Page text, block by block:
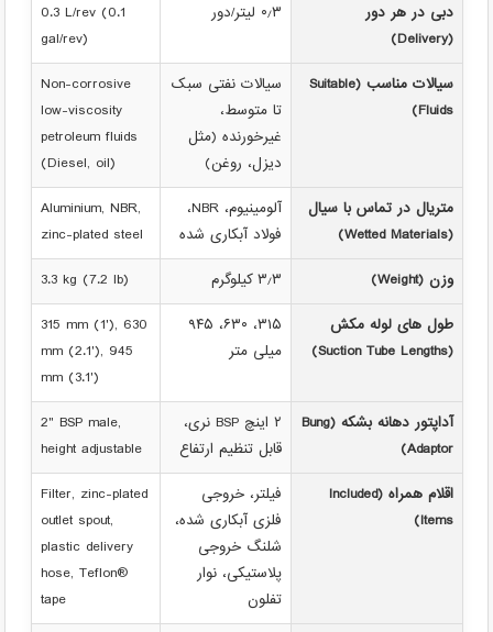
دبی در هر دور
(Delivery)
۰٫۳ لیتر/دور
0.3 L/rev (0.1
gal/rev)
سیالات مناسب (Suitable
Fluids)
سیالات نفتی سبک
تا متوسط،
غیرخورنده (مثل
دیزل، روغن)
Non-corrosive
low-viscosity
petroleum fluids
(Diesel, oil)
متریال در تماس با سیال
(Wetted Materials)
آلومینیوم، NBR،
فولاد آبکاری شده
Aluminium, NBR,
zinc-plated steel
وزن (Weight)
۳٫۳ کیلوگرم
3.3 kg (7.2 lb)
طول های لوله مکش
(Suction Tube Lengths)
۳۱۵، ۶۳۰، ۹۴۵
میلی متر
315 mm (1'), 630
mm (2.1'), 945
mm (3.1')
آداپتور دهانه بشکه (Bung
Adaptor)
۲ اینچ BSP نری،
قابل تنظیم ارتفاع
2" BSP male,
height adjustable
اقلام همراه (Included
Items)
فیلتر، خروجی
فلزی آبکاری شده،
شلنگ خروجی
پلاستیکی، نوار
تفلون
Filter, zinc-plated
outlet spout,
plastic delivery
hose, Teflon®
tape